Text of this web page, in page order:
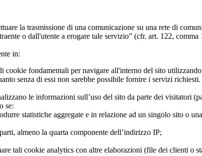
la trasmissione di una comunicazione su una rete di
o dall'utente a erogare tale servizio” (cfr. art. 122, comma
in:
cookie fondamentali per navigare all'interno del sito
senza di essi non sarebbe possibile fornire i servizi
le informazioni sull’uso del sito da parte dei visitatori
se:
statistiche aggregate e in relazione ad un singolo sito o
almeno la quarta componente dell’indirizzo IP;
tali cookie analytics con altre elaborazioni (file dei clienti o